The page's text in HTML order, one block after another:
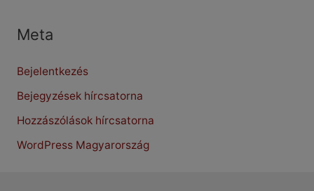
Meta
Bejelentkezés
Bejegyzések hírcsatorna
Hozzászólások hírcsatorna
WordPress Magyarország